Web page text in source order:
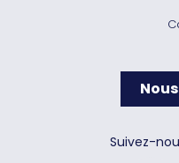
Suivez-